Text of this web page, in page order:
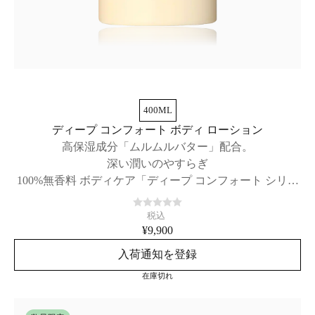
400ML
ディープ コンフォート ボディ ローション
高保湿成分「ムルムルバター」配合。
深い潤いのやすらぎ
100%無香料 ボディケア「ディープ コンフォート シリー
ズ」
税込
¥9,900
入荷通知を登録
在庫切れ